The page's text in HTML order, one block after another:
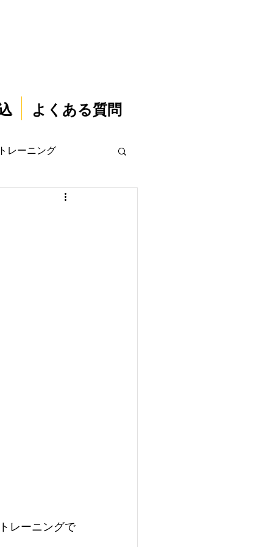
よくある質問
レーニング
レーニングで